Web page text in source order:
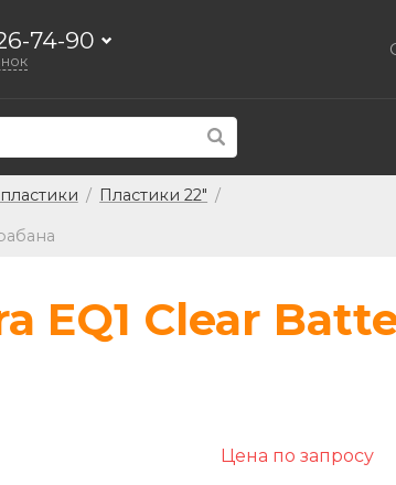
74-90
/ Пластики 22" /
EQ1 Clear
Цена по запросу